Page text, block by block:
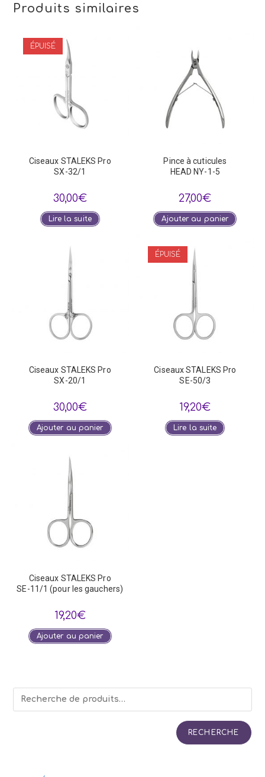
Produits similaires
ÉPUISÉ
Ciseaux STALEKS Pro
SX-32/1
30,00€
Lire la suite
Pince à cuticules
HEAD NY-1-5
27,00€
Ajouter au panier
Ciseaux STALEKS Pro
SX-20/1
30,00€
Ajouter au panier
ÉPUISÉ
Ciseaux STALEKS Pro
SE-50/3
19,20€
Lire la suite
Ciseaux STALEKS Pro
SE-11/1 (pour les gauchers)
19,20€
Ajouter au panier
RECHERCHE